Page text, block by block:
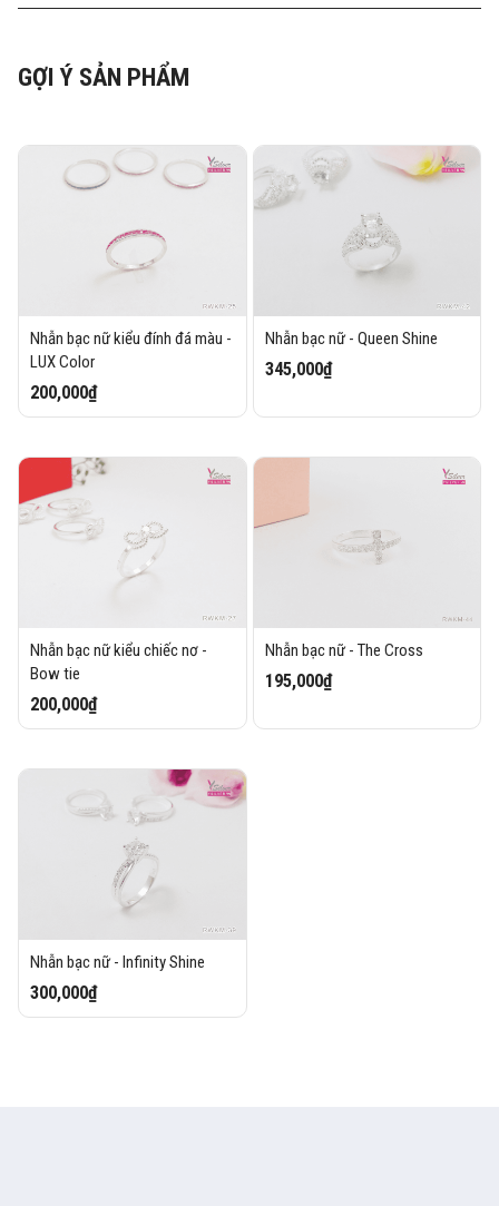
GỢI Ý SẢN PHẨM
Nhẫn bạc nữ kiểu đính đá màu -
LUX Color
200,000₫
Nhẫn bạc nữ - Queen Shine
345,000₫
Nhẫn bạc nữ kiểu chiếc nơ -
Bow tie
200,000₫
Nhẫn bạc nữ - The Cross
195,000₫
Nhẫn bạc nữ - Infinity Shine
300,000₫